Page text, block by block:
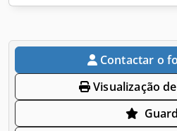
Contactar o
Visualização